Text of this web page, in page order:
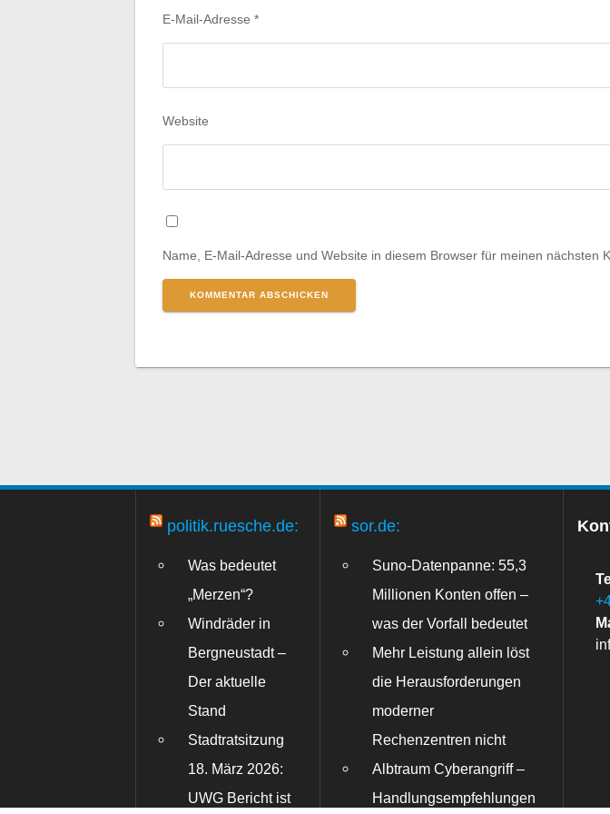
E-Mail-Adresse*
Website
Name, E-Mail-Adresse und Website in diesem Browser für meinen nächsten
politik.ruesche.de:
Was bedeutet
„Merzen“?
Windräder in
Bergneustadt –
Der aktuelle
Stand
Stadtratsitzung
18. März 2026:
UWG Bericht ist
sor.de:
Suno-Datenpanne: 55,3
Millionen Konten offen –
was der Vorfall bedeutet
Mehr Leistung allein löst
die Herausforderungen
moderner
Rechenzentren nicht
Albtraum Cyberangriff –
Handlungsempfehlungen